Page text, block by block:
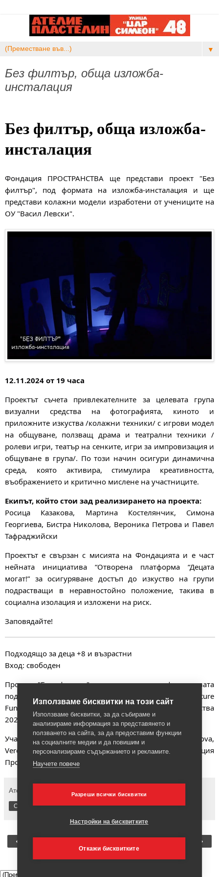
▼
Без филтър, обща изложба-
инсталация
Без филтър, обща изложба-
инсталация
Фондация ПРОСТРАНСТВА ще представи проект "Без
филтър", под формата на изложба-инсталация и ще
представи колажни модели изработени от учениците на
ОУ "Васил Левски".
12.11.2024 от 19 часа
Проектът съчета привлекателните за целевата група
визуални средства на фотографията, киното и
приложните изкуства /колажни техники/ с игрови модел
на общуване, ползващ драма и театрални техники /
ролеви игри, театър на сенките, игри за импровизация и
общуване в група/. По този начин осигури динамична
среда, която активира, стимулира креативността,
въображението и критично мислене на участниците.
Екипът, който стои зад реализирането на проекта:
Росица Казакова, Мартина Костелянчик, Симона
Георгиева, Бистра Николова, Вероника Петрова и Павел
Тафраджийски
Проектът е свързан с мисията на Фондацията и е част
нейната инициатива “Отворена платформа “Децата
могат!” за осигуряване достъп до изкуство на групи
подрастващи в неравностойно положение, такива в
социална изолация и изложени на риск.
Заповядайте!
Подходящо за деца +8 и възрастни
Вход: свободен
Проект "Без филтър" се реализира с финансовата
подкрепа на Национален фонд „Култура“/ National Culture
Fund, Bulgaria Програма Социално ангажирани изкуства
2023.
Участници: Simona Georgieva, Rossi Gushterova-Kazakova,
Veronika Petrova, Marti Kostelyanchik, Фондация
Пространства, Фондация ЯТО.
Ателие Пластелин
Споделяне
‹ ›
Преглед на уеб версията
Използваме бисквитки на този сайт
Използваме бисквитки, за да събираме и
анализираме информация за представянето и
ползването на сайта, за да предоставим функции
на социалните медии и да повишим и
персонализираме съдържанието и рекламите.
Научете повече
Разреши всички бисквитки
Настройки на бисквитките
Откажи бисквитките